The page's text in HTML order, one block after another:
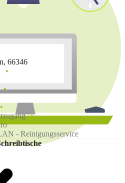
66346
- Reinigungsservice